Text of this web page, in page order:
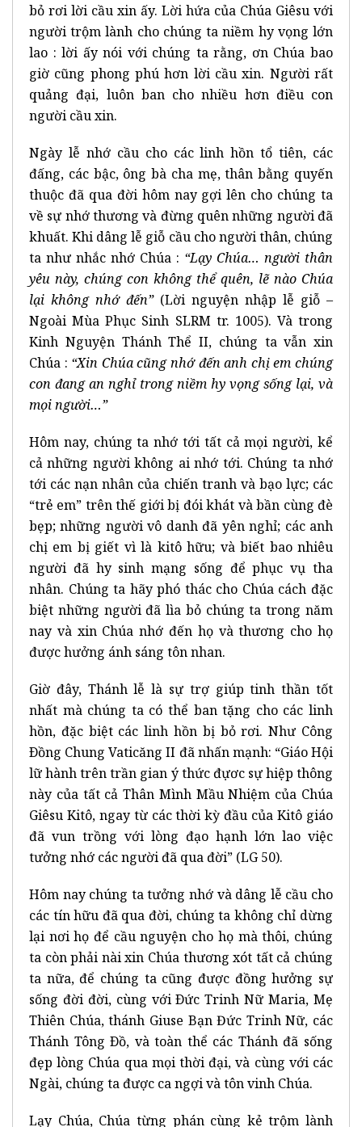
bỏ rơi lời cầu xin ấy. Lời hứa của Chúa Giêsu với
người trộm lành cho chúng ta niềm hy vọng lớn
lao : lời ấy nói với chúng ta rằng, ơn Chúa bao
giờ cũng phong phú hơn lời cầu xin. Người rất
quảng đại, luôn ban cho nhiều hơn điều con
người cầu xin.
Ngày lễ nhớ cầu cho các linh hồn tổ tiên, các
đấng, các bậc, ông bà cha mẹ, thân bằng quyến
thuộc đã qua đời hôm nay gợi lên cho chúng ta
về sự nhớ thương và đừng quên những người đã
khuất. Khi dâng lễ giỗ cầu cho người thân, chúng
ta như nhắc nhớ Chúa : “Lạy Chúa… người thân
yêu này, chúng con không thể quên, lẽ nào Chúa
lại không nhớ đến”(Lời nguyện nhập lễ giỗ –
Ngoài Mùa Phục Sinh SLRM tr. 1005). Và trong
Kinh Nguyện Thánh Thể II, chúng ta vẫn xin
Chúa : “Xin Chúa cũng nhớ đến anh chị em chúng
con đang an nghỉ trong niềm hy vọng sống lại, và
mọi người…”
Hôm nay, chúng ta nhớ tới tất cả mọi người, kể
cả những người không ai nhớ tới. Chúng ta nhớ
tới các nạn nhân của chiến tranh và bạo lực; các
“trẻ em” trên thế giới bị đói khát và bần cùng đè
bẹp; những người vô danh đã yên nghỉ; các anh
chị em bị giết vì là kitô hữu; và biết bao nhiêu
người đã hy sinh mạng sống để phục vụ tha
nhân. Chúng ta hãy phó thác cho Chúa cách đặc
biệt những người đã lìa bỏ chúng ta trong năm
nay và xin Chúa nhớ đến họ và thương cho họ
được hưởng ánh sáng tôn nhan.
Giờ đây, Thánh lễ là sự trợ giúp tinh thần tốt
nhất mà chúng ta có thể ban tặng cho các linh
hồn, đặc biệt các linh hồn bị bỏ rơi. Như Công
Ðồng Chung Vaticăng II đã nhấn mạnh: “Giáo Hội
lữ hành trên trần gian ý thức đựơc sự hiệp thông
này của tất cả Thân Mình Mầu Nhiệm của Chúa
Giêsu Kitô, ngay từ các thời kỳ đầu của Kitô giáo
đã vun trồng với lòng đạo hạnh lớn lao việc
tưởng nhớ các người đã qua đời” (LG 50).
Hôm nay chúng ta tưởng nhớ và dâng lễ cầu cho
các tín hữu đã qua đời, chúng ta không chỉ dừng
lại nơi họ để cầu nguyện cho họ mà thôi, chúng
ta còn phải nài xin Chúa thương xót tất cả chúng
ta nữa, để chúng ta cũng được đồng hưởng sự
sống đời đời, cùng với Ðức Trinh Nữ Maria, Mẹ
Thiên Chúa, thánh Giuse Bạn Đức Trinh Nữ, các
Thánh Tông Ðồ, và toàn thể các Thánh đã sống
đẹp lòng Chúa qua mọi thời đại, và cùng với các
Ngài, chúng ta được ca ngợi và tôn vinh Chúa.
Lạy Chúa, Chúa từng phán cùng kẻ trộm lành